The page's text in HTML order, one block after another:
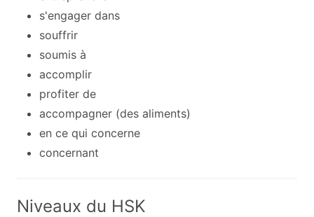
s'engager dans
souffrir
soumis à
accomplir
profiter de
accompagner (des aliments)
en ce qui concerne
concernant
Niveaux du HSK